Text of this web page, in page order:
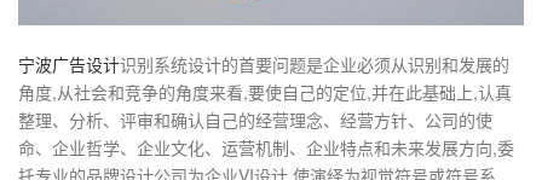
宁波广告设计识别系统设计的首要问题是企业必须从识别和发展的
角度,从社会和竞争的角度来看,要使自己的定位,并在此基础上,认真
整理、分析、评审和确认自己的经营理念、经营方针、公司的使
命、企业哲学、企业文化、运营机制、企业特点和未来发展方向,委
托专业的品牌设计公司为企业VI设计,使演绎为视觉符号或符号系